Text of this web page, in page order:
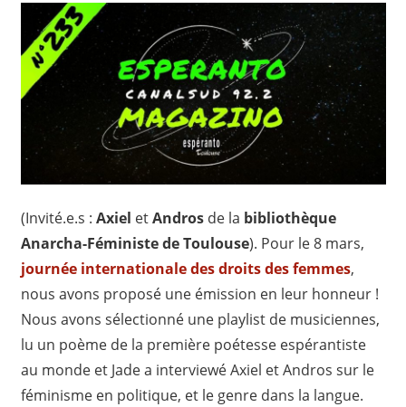
(Invité.e.s : Axiel etAndros de la bibliothèque
Anarcha-Féministe de Toulouse). Pour le 8 mars,
journée internationale des droits des femmes,
nous avons proposé une émission en leur honneur !
Nous avons sélectionné une playlist de musiciennes,
lu un poème de la première poétesse espérantiste
au monde et Jade a interviewé Axiel et Andros sur le
féminisme en politique, et le genre dans la langue.